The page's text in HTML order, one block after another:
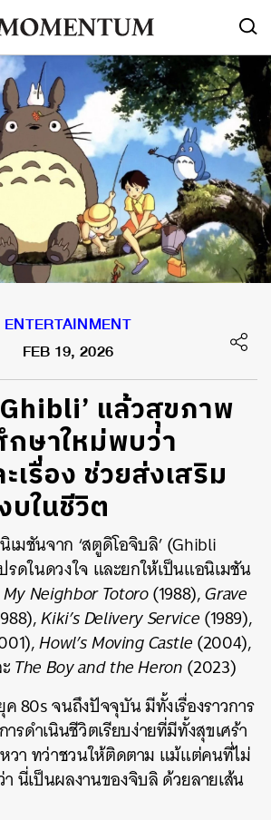
ENTERTAINMENT
FEB 19, 2026
แล้วสุขภาพ
ษาใหม่พบว่า
เรื่อง ช่วยส่งเสริม
ในชีวิต
มชันจาก ‘สตูดิโอจิบลิ’ (Ghibli
รดในดวงใจ และยกให้เป็นแอนิเมชัน
My Neighbor Totoro(1988),Grave
Kiki’s Delivery Service(1989),
Howl’s Moving Castle(2004),
The Boy and the Heron(2023)
80s จนถึงปัจจุบัน มีทั้งเรื่องราวการ
ดำเนินชีวิตเรียบง่ายที่มีทั้งสุขเศร้า
วา ทว่าชวนให้ติดตาม แม้แต่คนที่ไม่
นี่เป็นผลงานของจิบลิ ด้วยลายเส้น